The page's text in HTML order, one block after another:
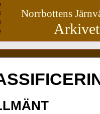
Norrbottens